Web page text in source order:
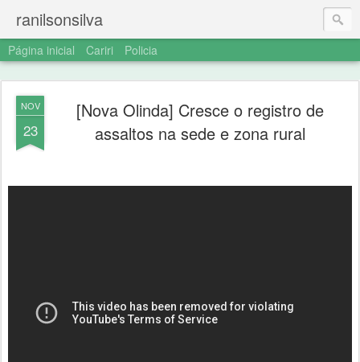
ranilsonsilva
Página inicial Cariri Policia
NOV
23
[Nova Olinda] Cresce o registro de
assaltos na sede e zona rural